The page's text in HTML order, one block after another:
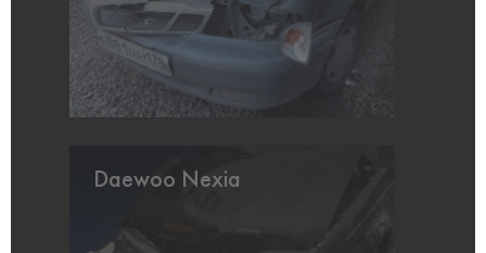
Daewoo Nexia